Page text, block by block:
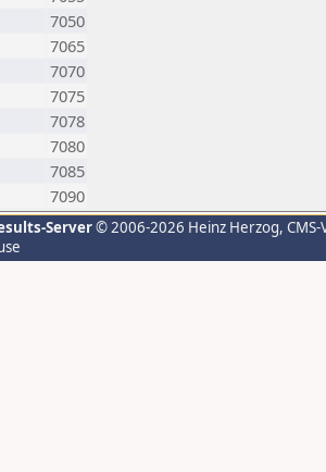
7050
7065
7070
7075
7078
7080
7085
7090
Server© 2006-2026 Heinz Herzog,